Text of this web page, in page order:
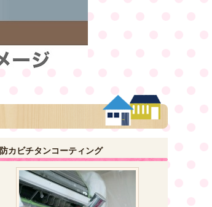
防カビチタンコーティング